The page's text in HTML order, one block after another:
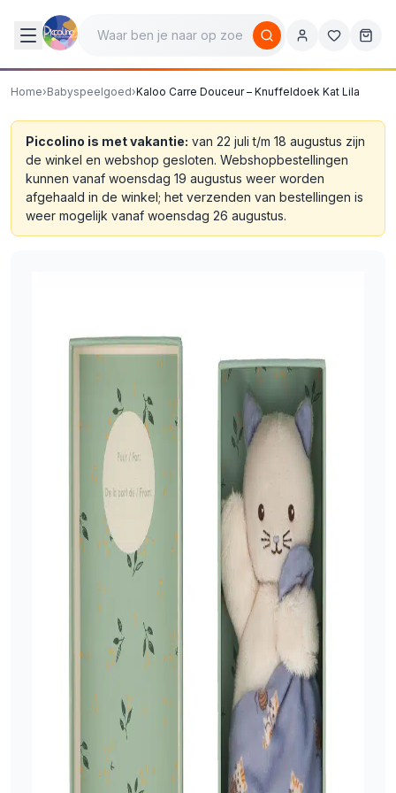
Home›Babyspeelgoed›Kaloo Carre Douceur – Knuffeldoek Kat Lila
Piccolino is met vakantie: van 22 juli t/m 18 augustus zijn
de winkel en webshop gesloten. Webshopbestellingen
kunnen vanaf woensdag 19 augustus weer worden
afgehaald in de winkel; het verzenden van bestellingen is
weer mogelijk vanaf woensdag 26 augustus.